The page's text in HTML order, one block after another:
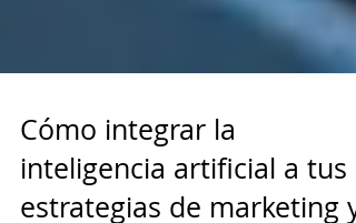
Cómo integrar la